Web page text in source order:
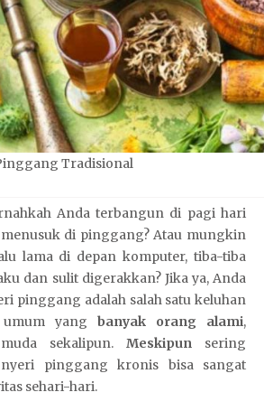
Tradisional
Anda terbangun di pagi hari
di pinggang? Atau mungkin
lama di depan komputer, tiba-tiba
dan sulit digerakkan? Jika ya, Anda
pinggang adalah salah satu keluhan
umum yang banyak orang alami,
sekalipun. Meskipun sering
nyeri pinggang kronis bisa sangat
sehari-hari.